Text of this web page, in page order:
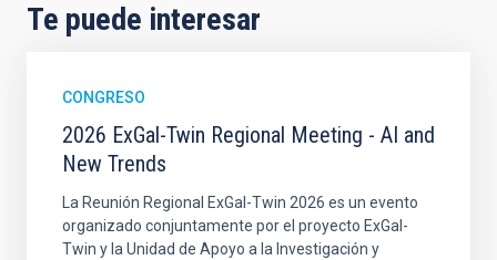
Te puede interesar
CONGRESO
2026 ExGal-Twin Regional Meeting - AI and
New Trends
La Reunión Regional ExGal-Twin 2026 es un evento
organizado conjuntamente por el proyecto ExGal-
Twin y la Unidad de Apoyo a la Investigación y